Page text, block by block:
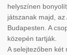
helyszínen
játszanak majd,
Budapesten. A
közepén tartják.
A selejtezőben két